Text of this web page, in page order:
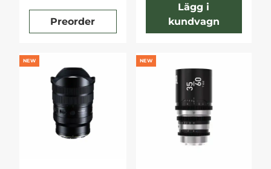
Preorder
Lägg i
kundvagn
NEW NEW